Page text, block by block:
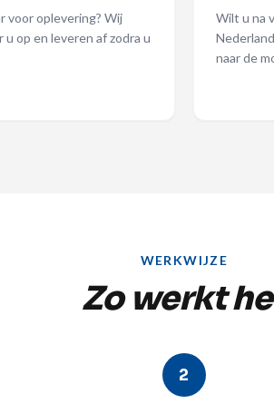
voor oplevering? Wij
op en leveren af zodra u
Wilt u na
naar de
WERKWIJZE
Zo werkt
2